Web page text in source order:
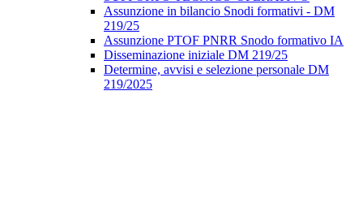
Assunzione in bilancio Snodi formativi - DM
219/25
Assunzione PTOF PNRR Snodo formativo IA
Disseminazione iniziale DM 219/25
Determine, avvisi e selezione personale DM
219/2025